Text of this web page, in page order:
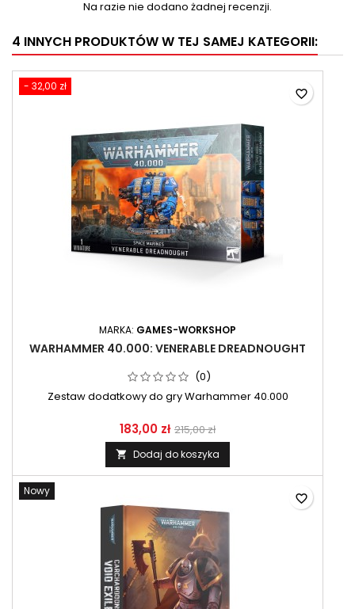
Na razie nie dodano żadnej recenzji.
4 INNYCH PRODUKTÓW W TEJ SAMEJ KATEGORII:
- 32,00 zł
MARKA: GAMES-WORKSHOP
WARHAMMER 40.000: VENERABLE DREADNOUGHT
(0)
Zestaw dodatkowy do gry Warhammer 40.000
183,00 zł 215,00 zł
 Dodaj do koszyka
favorite_border
Nowy
favorite_border